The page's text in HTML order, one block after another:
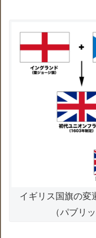
イギリス国旗の変
（パブリ